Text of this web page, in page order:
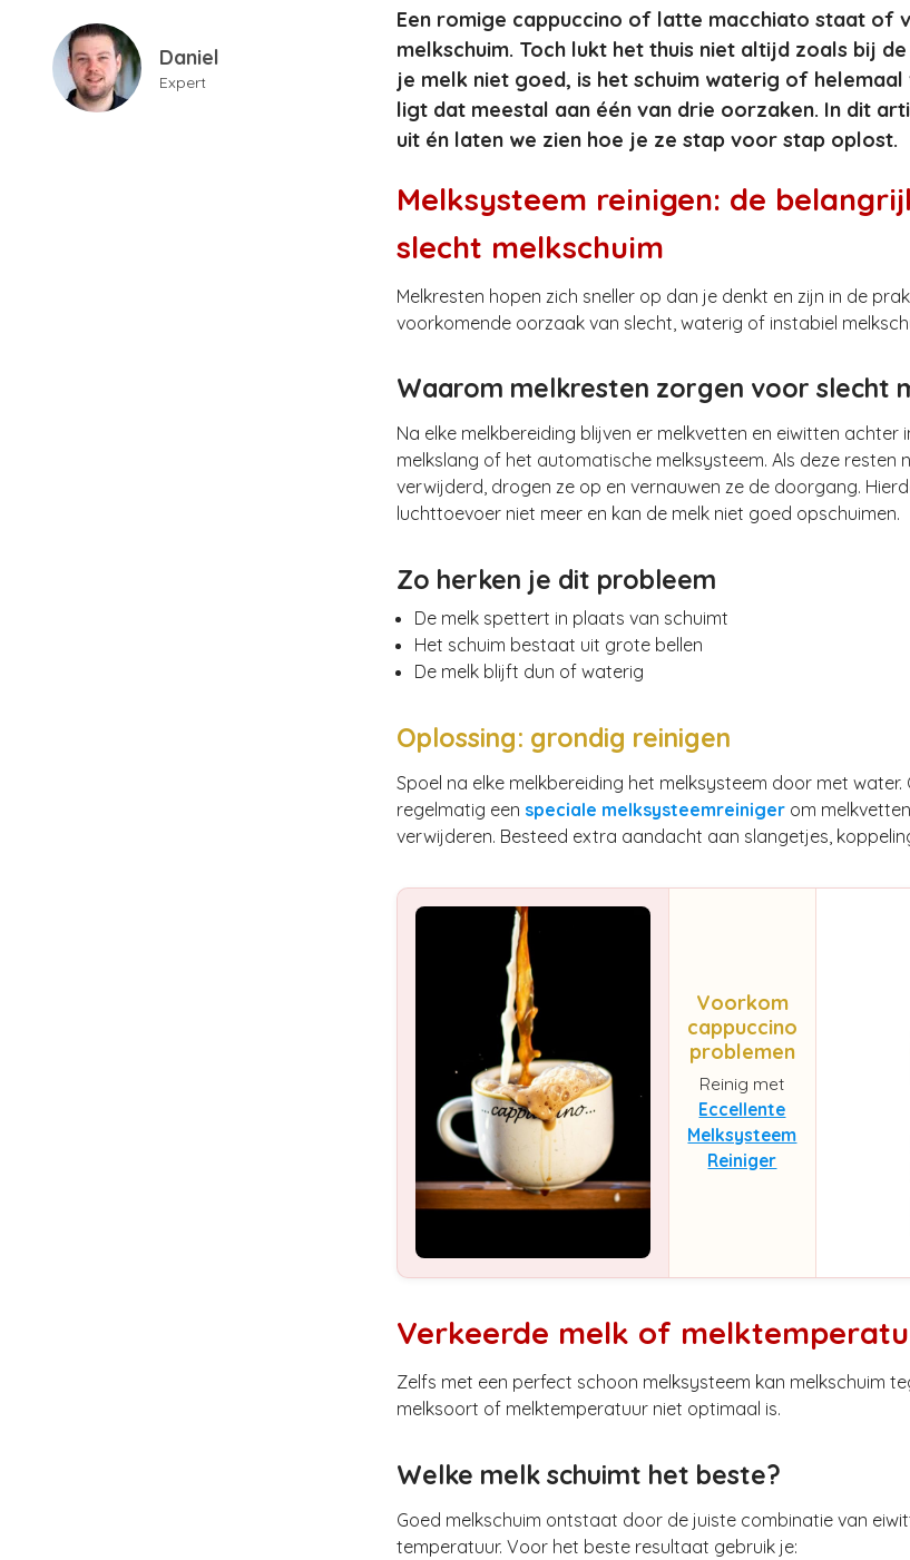
Daniel
Expert
Een romige cappuccino of latte macchiato staat of
melkschuim. Toch lukt het thuis niet altijd zoals bij
je melk niet goed, is het schuim waterig of helemaal
ligt dat meestal aan één van drie oorzaken. In dit
uit én laten we zien hoe je ze stap voor stap oplost.
Melksysteem reinigen: de
slecht melkschuim
Melkresten hopen zich sneller op dan je denkt en zijn in de
voorkomende oorzaak van slecht, waterig of instabiel
Waarom melkresten zorgen voor slecht
Na elke melkbereiding blijven er melkvetten en eiwitten achter
melkslang of het automatische melksysteem. Als deze resten
verwijderd, drogen ze op en vernauwen ze de doorgang.
luchttoevoer niet meer en kan de melk niet goed opschuimen.
Zo herken je dit probleem
De melk spettert in plaats van schuimt
Het schuim bestaat uit grote bellen
De melk blijft dun of waterig
Oplossing: grondig reinigen
Spoel na elke melkbereiding het melksysteem door met
regelmatig een speciale melksysteemreinigerom
verwijderen. Besteed extra aandacht aan slangetjes,
Voorkom
cappuccino
problemen
Reinig met
Eccellente
Melksysteem
Reiniger
Verkeerde melk of
Zelfs met een perfect schoon melksysteem kan melkschuim
melksoort of melktemperatuur niet optimaal is.
Welke melk schuimt het beste?
Goed melkschuim ontstaat door de juiste combinatie van
temperatuur. Voor het beste resultaat gebruik je: